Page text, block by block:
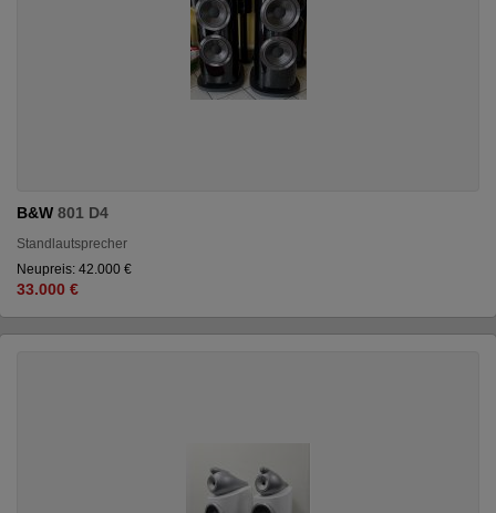
B&W 801 D4
Standlautsprecher
Neupreis: 42.000 €
33.000 €